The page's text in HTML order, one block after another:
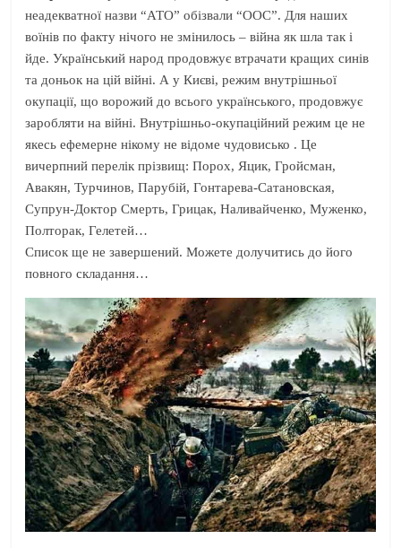
неадекватної назви “АТО” обізвали “ООС”. Для наших
воїнів по факту нічого не змінилось – війна як шла так і
йде. Український народ продовжує втрачати кращих синів
та доньок на цій війні. А у Києві, режим внутрішньої
окупації, що ворожий до всього українського, продовжує
заробляти на війні. Внутрішньо-окупаційний режим це не
якесь ефемерне нікому не відоме чудовисько . Це
вичерпний перелік прізвищ: Порох, Яцик, Гройсман,
Авакян, Турчинов, Парубій, Гонтарева-Сатановская,
Супрун-Доктор Смерть, Грицак, Наливайченко, Муженко,
Полторак, Гелетей…
Список ще не завершений. Можете долучитись до його
повного складання…